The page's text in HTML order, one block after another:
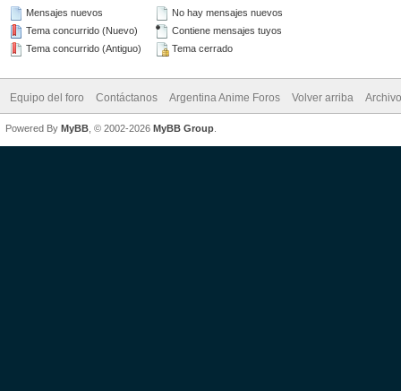
Mensajes nuevos
Tema concurrido (Nuevo)
Tema concurrido (Antiguo)
No hay mensajes nuevos
Contiene mensajes tuyos
Tema cerrado
Equipo del foro Contáctanos Argentina Anime Foros Volver arriba
Powered By MyBB , © 2002-2026 MyBB Group